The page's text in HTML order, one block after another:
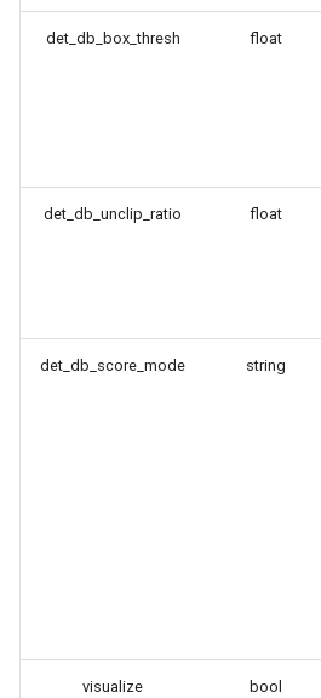
det_db_box_thresh float
det_db_unclip_ratio float
det_db_score_mode string
visualize bool